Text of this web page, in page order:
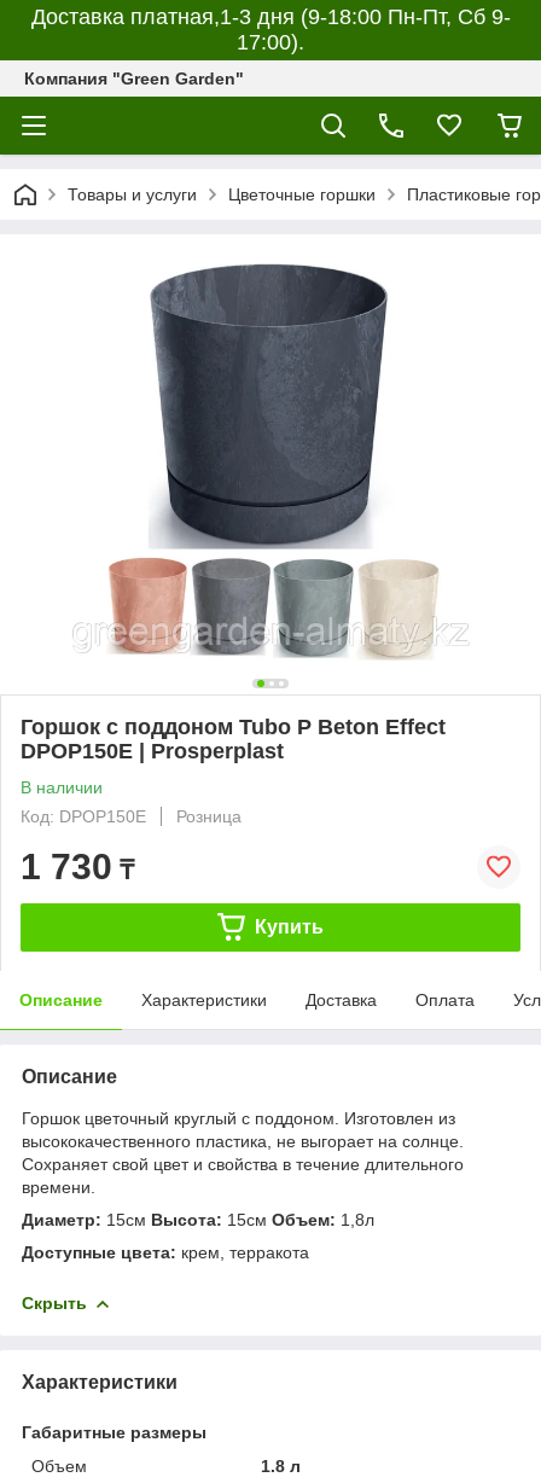
Доставка платная,1-3 дня (9-18:00 Пн-Пт, Сб 9-
17:00).
Компания "Green Garden"
Товары и услуги Цветочные горшки Пластиковые
Горшок с поддоном Tubo P Beton Effect
DPOP150E | Prosperplast
В наличии
Код: DPOP150E
Розница
1 730 ₸
Купить
Описание Характеристики Доставка Оплата
Описание
Горшок цветочный круглый с поддоном. Изготовлен из
высококачественного пластика, не выгорает на солнце.
Сохраняет свой цвет и свойства в течение длительного
времени.
Диаметр: 15см Высота: 15см Объем: 1,8л
Доступные цвета: крем, терракота
Скрыть
Характеристики
Габаритные размеры
Объем
1.8 л